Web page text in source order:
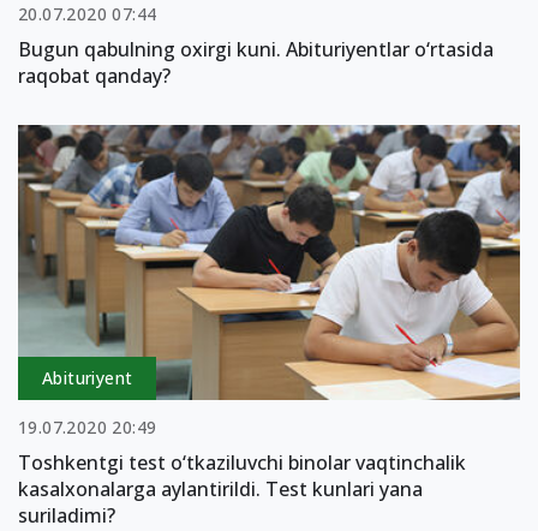
20.07.2020 07:44
Bugun qabulning oxirgi kuni. Abituriyentlar o‘rtasida
raqobat qanday?
Abituriyent
19.07.2020 20:49
Toshkentgi test o‘tkaziluvchi binolar vaqtinchalik
kasalxonalarga aylantirildi. Test kunlari yana
suriladimi?